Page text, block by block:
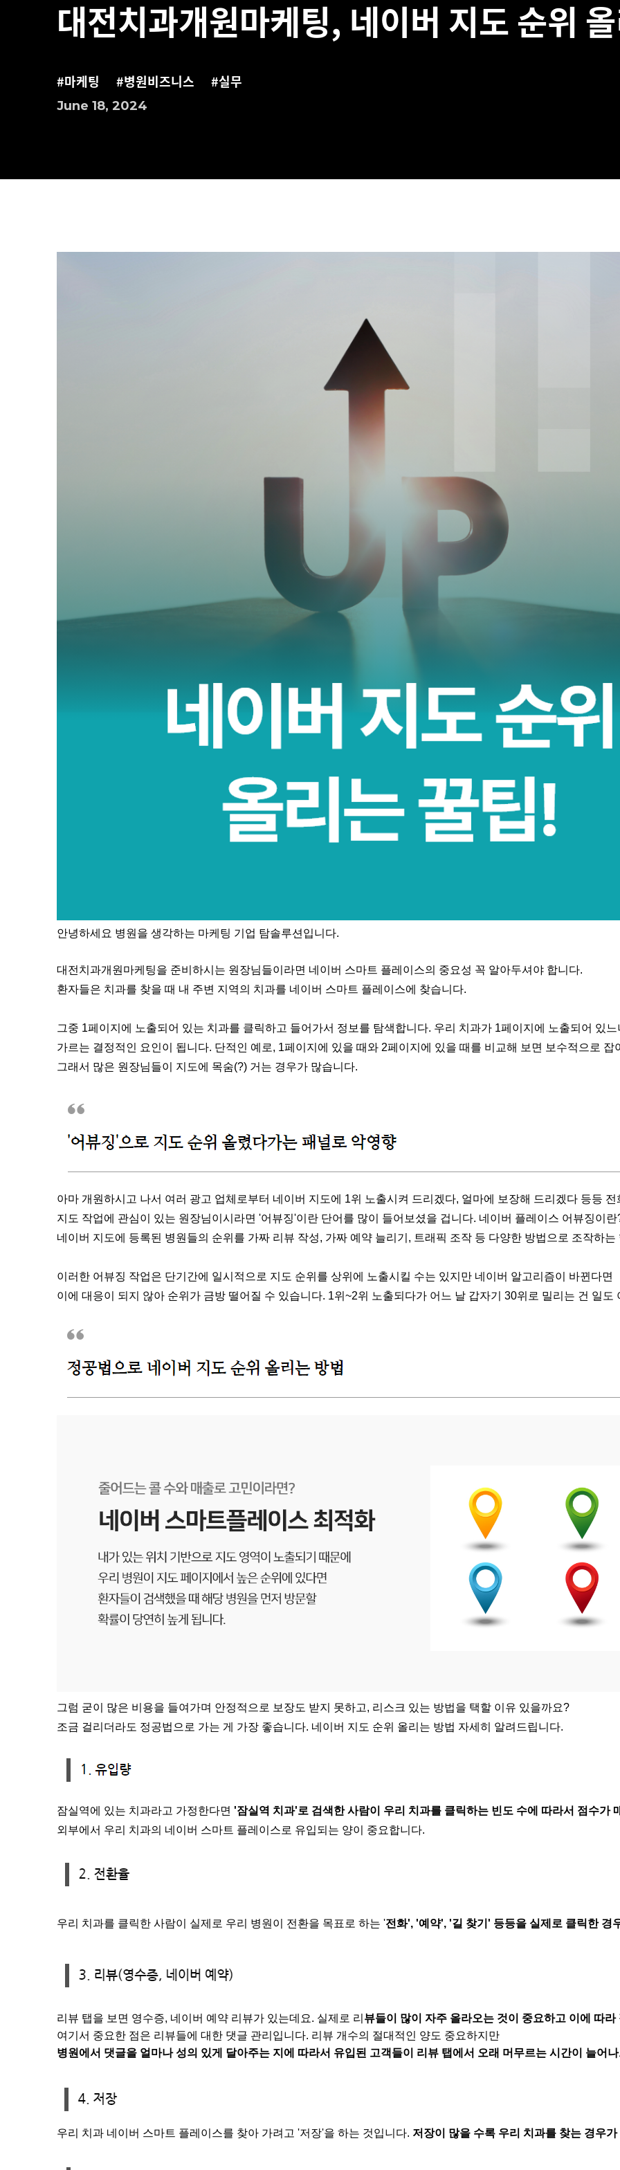
대전치과개원마케팅, 네이버 지도 순위
#마케팅 #병원비즈니스 #실무
June 18, 2024
안녕하세요 병원을 생각하는 마케팅 기업 탐솔루션입니다.
대전치과개원마케팅을 준비하시는 원장님들이라면 네이버 스마트 플레이스의 중요성 꼭 알아두셔야 합니다.
환자들은 치과를 찾을 때 내 주변 지역의 치과를 네이버 스마트 플레이스에 찾습니다.
그중 1페이지에 노출되어 있는 치과를 클릭하고 들어가서 정보를 탐색합니다. 우리 치과가 1페이지에 노출되어 있
가르는 결정적인 요인이 됩니다. 단적인 예로, 1페이지에 있을 때와 2페이지에 있을 때를 비교해 보면 보수적으로 잡
그래서 많은 원장님들이 지도에 목숨(?) 거는 경우가 많습니다.
아마 개원하시고 나서 여러 광고 업체로부터 네이버 지도에 1위 노출시켜 드리겠다, 얼마에 보장해 드리겠다 등등
지도 작업에 관심이 있는 원장님이시라면 '어뷰징'이란 단어를 많이 들어보셨을 겁니다. 네이버 플레이스 어뷰징이란
네이버 지도에 등록된 병원들의 순위를 가짜 리뷰 작성, 가짜 예약 늘리기, 트래픽 조작 등 다양한 방법으로 조작하는
이러한 어뷰징 작업은 단기간에 일시적으로 지도 순위를 상위에 노출시킬 수는 있지만 네이버 알고리즘이 바뀐다면
이에 대응이 되지 않아 순위가 금방 떨어질 수 있습니다. 1위~2위 노출되다가 어느 날 갑자기 30위로 밀리는 건 일도
그럼 굳이 많은 비용을 들여가며 안정적으로 보장도 받지 못하고, 리스크 있는 방법을 택할 이유 있을까요?
조금 걸리더라도 정공법으로 가는 게 가장 좋습니다. 네이버 지도 순위 올리는 방법 자세히 알려드립니다.
잠실역에 있는 치과라고 가정한다면 '잠실역 치과'로 검색한 사람이 우리 치과를 클릭하는 빈도 수에 따라서 점수가
외부에서 우리 치과의 네이버 스마트 플레이스로 유입되는 양이 중요합니다.
우리 치과를 클릭한 사람이 실제로 우리 병원이 전환을 목표로 하는 '전화', '예약', '길 찾기' 등등을 실제로 클릭한 경
리뷰 탭을 보면 영수증, 네이버 예약 리뷰가 있는데요. 실제로 리 뷰들이 많이 자주 올라오는 것이 중요하고 이에 따
여기서 중요한 점은 리뷰들에 대한 댓글 관리입니다. 리뷰 개수의 절대적인 양도 중요하지만
병원에서 댓글을 얼마나 성의 있게 달아주는 지에 따라서 유입된 고객들이 리뷰 탭에서 오래 머무르는 시간이 늘어
우리 치과 네이버 스마트 플레이스를 찾아 가려고 '저장'을 하는 것입니다. 저장이 많을 수록 우리 치과를 찾는 경우